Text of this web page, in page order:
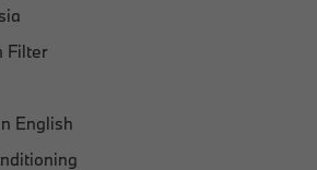
Filter
English